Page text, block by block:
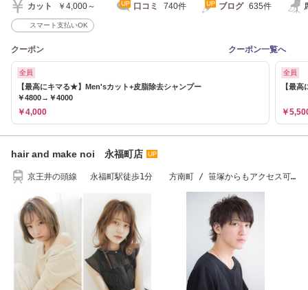
カット ￥4,000～ 口コミ 740件 ブログ 635件
スマート支払いOK
クーポン クーポン一覧へ
全員
【最高にキマる★】Men'sカット+皮脂除去シャンプー
￥4800→￥4000
￥4,000
全員
【最
￥
hair and make noi 永福町店
京王井の頭線 永福町駅徒歩1分 方南町 / 笹塚からもアクセス可